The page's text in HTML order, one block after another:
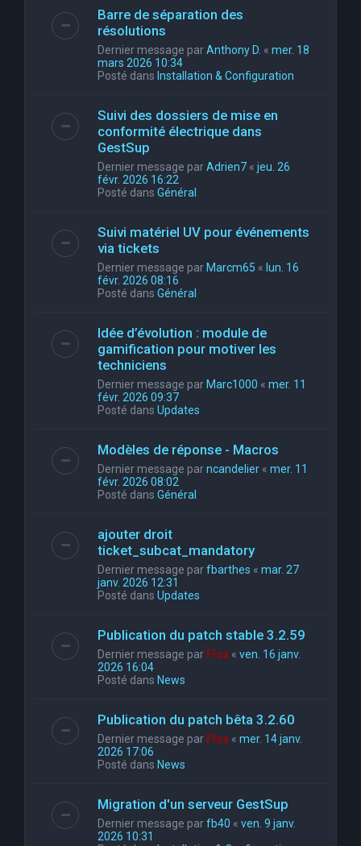
Barre de séparation des
résolutions
Dernier message parAnthony D. « mer. 18
mars 2026 10:34
Posté dans Installation & Configuration
Suivi des dossiers de mise en
conformité électrique dans
GestSup
Dernier message parAdrien7 « jeu. 26
févr. 2026 16:22
Posté dans Général
Suivi matériel UV pour événements
via tickets
Dernier message par Marcm65 « lun. 16
févr. 2026 08:16
Posté dans Général
Idée d’évolution : module de
gamification pour motiver les
techniciens
Dernier message par Marc1000 « mer. 11
févr. 2026 09:37
Posté dans Updates
Modèles de réponse - Macros
Dernier message parncandelier « mer. 11
févr. 2026 08:02
Posté dans Général
ajouter droit
ticket_subcat_mandatory
Dernier message parfbarthes « mar. 27
janv. 2026 12:31
Posté dans Updates
Publication du patch stable 3.2.59
Dernier message par Flox « ven. 16 janv.
2026 16:04
Posté dans News
Publication du patch bêta 3.2.60
Dernier message par Flox « mer. 14 janv.
2026 17:06
Posté dans News
Migration d'un serveur GestSup
Dernier message parfb40 « ven. 9 janv.
2026 10:31